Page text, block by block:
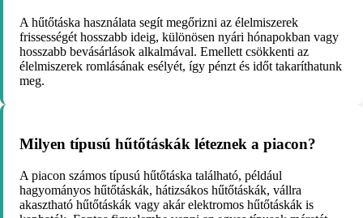
A hűtőtáska használata segít megőrizni az élelmiszerek
frissességét hosszabb ideig, különösen nyári hónapokban vagy
hosszabb bevásárlások alkalmával. Emellett csökkenti az
élelmiszerek romlásának esélyét, így pénzt és időt takaríthatunk
meg.
Milyen típusú hűtőtáskák léteznek a piacon?
A piacon számos típusú hűtőtáska található, például
hagyományos hűtőtáskák, hátizsákos hűtőtáskák, vállra
akasztható hűtőtáskák vagy akár elektromos hűtőtáskák is